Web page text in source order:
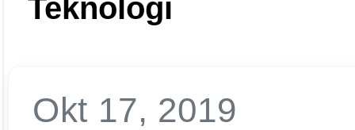
Teknologi
Okt 17, 2019